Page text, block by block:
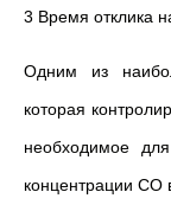
3 Время отклика
Одним из
которая
необходимое
концентрации СО